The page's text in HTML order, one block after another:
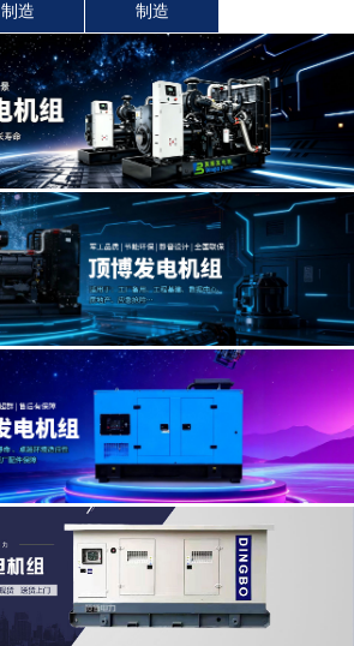
制造 制造